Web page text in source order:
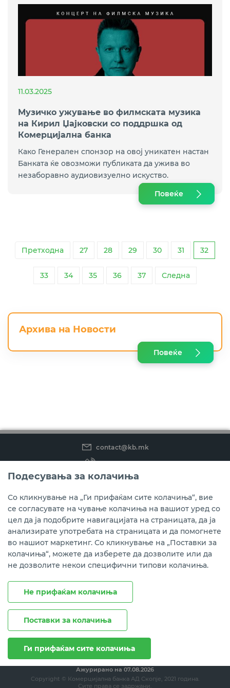
11.03.2025
Музичко ужување во филмската музика
на Кирил Џајковски со поддршка од
Комерцијална банка
Како Генерален спонзор на овој уникатен настан
Банката ќе овозможи публиката да ужива во
незаборавно аудиовизуелно искуство.
Повеќе
Претходна 27 28 29 30 31 32
33 34 35 36 37 Следна
Архива на Новости
Повеќе
contact@kb.mk
(02) 3 296 800
Instagram
LinkedIn
Youtube
Преземете ја мобилната апликација мБанка.
Политика за колачиња
Ажурирано на 07.08.2026
Copyright © Комерцијална банка АД Скопје, 2021 година.
Сите права се задржани.
Подесувања за колачиња
Со кликнување на „Ги прифаќам сите колачиња“, вие
се согласувате на чување колачиња на вашиот уред со
цел да ја подобрите навигацијата на страницата, да ја
анализирате употребата на страницата и да помогнете
во нашиот маркетинг. Со кликнување на „Поставки за
колачиња“, можете да изберете да дозволите или да
не дозволите некои специфични типови колачиња.
Не прифаќам колачиња
Поставки за колачиња
Ги прифаќам сите колачиња